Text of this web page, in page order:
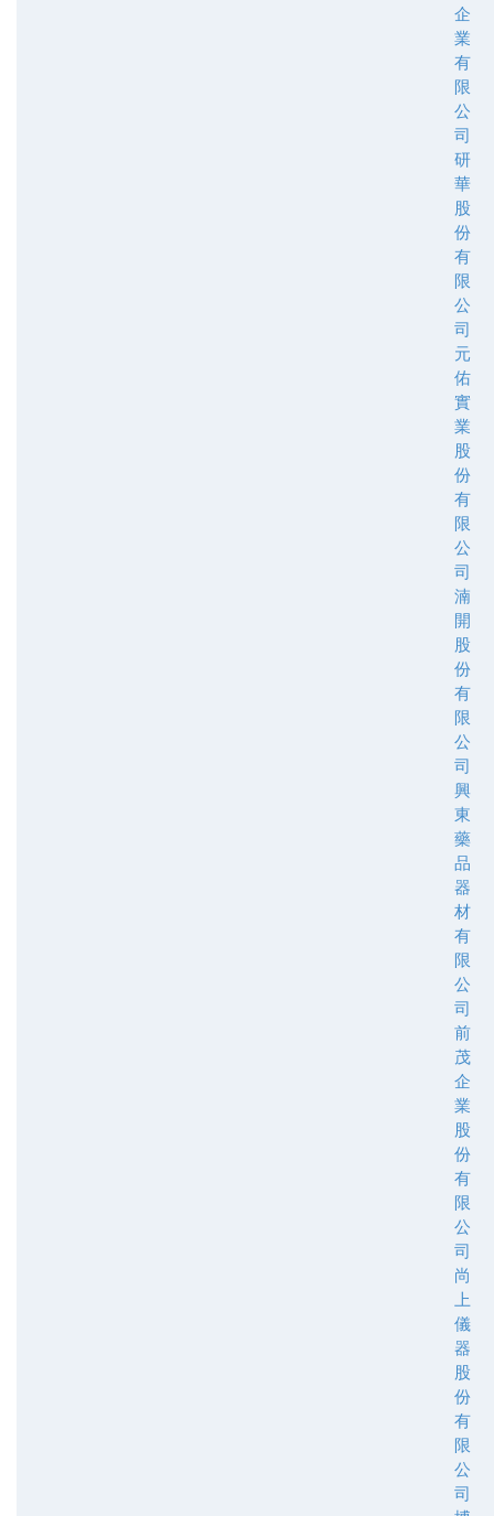
企
業
有
限
公
司
研
華
股
份
有
限
公
司
元
佑
實
業
股
份
有
限
公
司
湳
開
股
份
有
限
公
司
興
東
藥
品
器
材
有
限
公
司
前
茂
企
業
股
份
有
限
公
司
尚
上
儀
器
股
份
有
限
公
司